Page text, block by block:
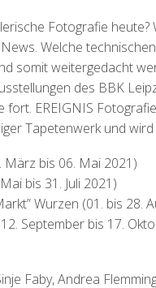
Fotografie
Welche
somit weitergedacht
des BBK
EREIGNIS
Tapetenwerk und
März bis 06. Mai 2021)
bis 31. Juli 2021)
Wurzen (01. bis 28.
September bis 17.
Faby, Andrea